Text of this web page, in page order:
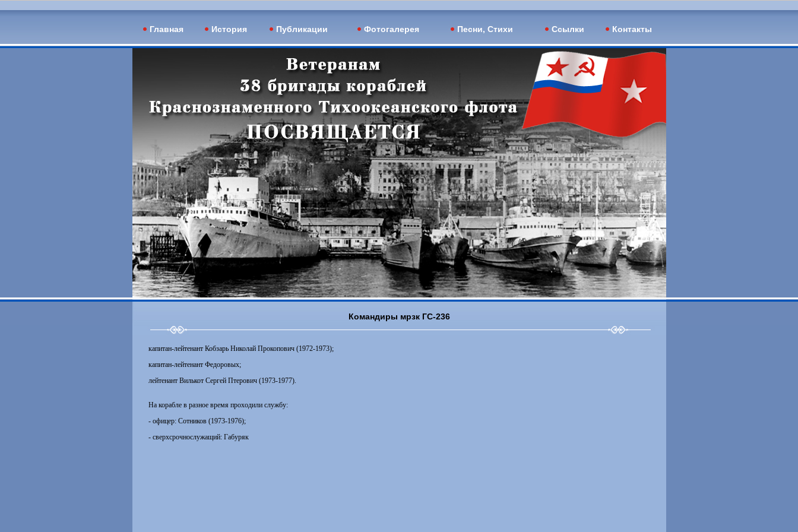
Главная История Публикации Фотогалерея Песни, Стихи Ссылки Контакты
Командиры мрзк ГС-236
капитан-лейтенант Кобзарь Николай Прокопович (1972-1973);
капитан-лейтенант Федоровых;
лейтенант Вилькот Сергей Птерович (1973-1977).
На корабле в разное время проходили службу:
- офицер: Сотников (1973-1976);
- сверхсрочнослужащий: Габуряк